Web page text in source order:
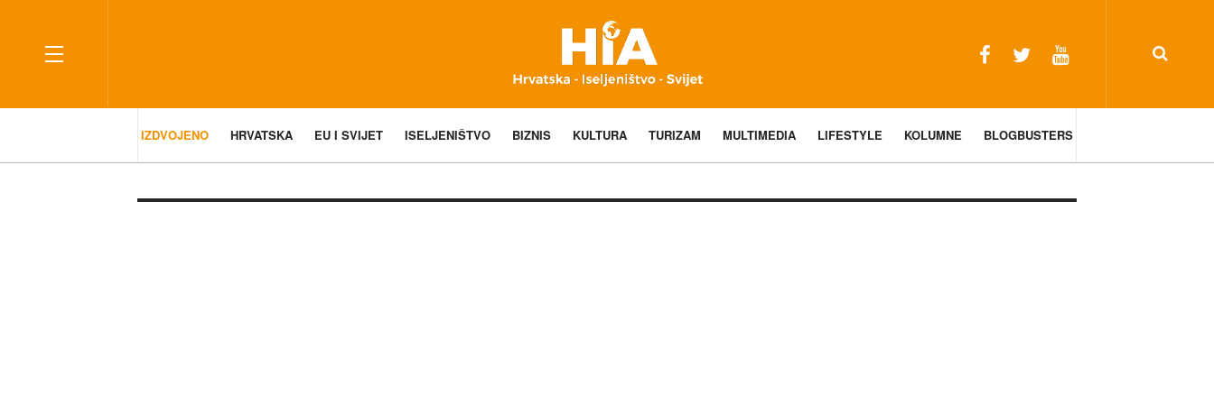
IZDVOJENO HRVATSKA EU I SVIJET ISELJENIŠTVO BIZNIS KULTURA TURIZAM MULTIMEDIA LIFESTYLE KOLUMNE BLOGBUSTERS